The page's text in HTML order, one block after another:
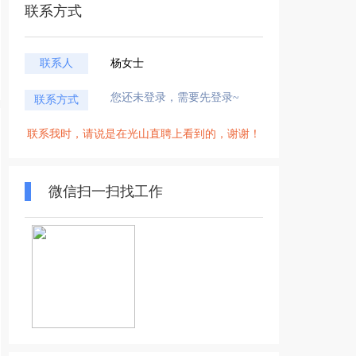
联系方式
联系人 杨女士
联系方式 您还未登录，需要先登录~
联系我时，请说是在光山直聘上看到的，谢谢！
微信扫一扫找工作